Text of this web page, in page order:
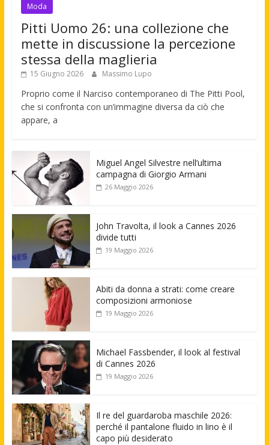
Moda
Pitti Uomo 26: una collezione che
mette in discussione la percezione
stessa della maglieria
15 Giugno 2026 Massimo Lupo
Proprio come il Narciso contemporaneo di The Pitti Pool,
che si confronta con un’immagine diversa da ciò che
appare, a
Miguel Angel Silvestre nell’ultima
campagna di Giorgio Armani
26 Maggio 2026
John Travolta, il look a Cannes 2026
divide tutti
19 Maggio 2026
Abiti da donna a strati: come creare
composizioni armoniose
19 Maggio 2026
Michael Fassbender, il look al festival
di Cannes 2026
19 Maggio 2026
Il re del guardaroba maschile 2026:
perché il pantalone fluido in lino è il
capo più desiderato